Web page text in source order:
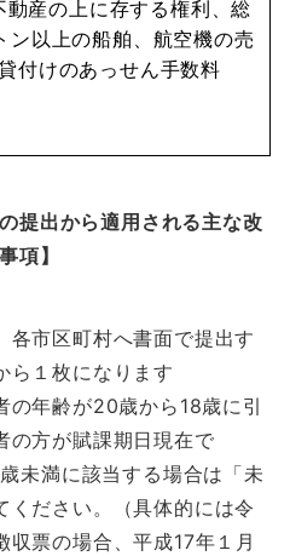
動産の上に存する権利、総
ン以上の船舶、航空機の売
付けのあっせん手数料
提出から適用される主な改
項】
各市区町村へ書面で提出す
ら１枚になります
の年齢が20歳から18歳に引
の方が賦課期日現在で
する場合は「未
ください。（具体的には令
票の場合、平成17年１月